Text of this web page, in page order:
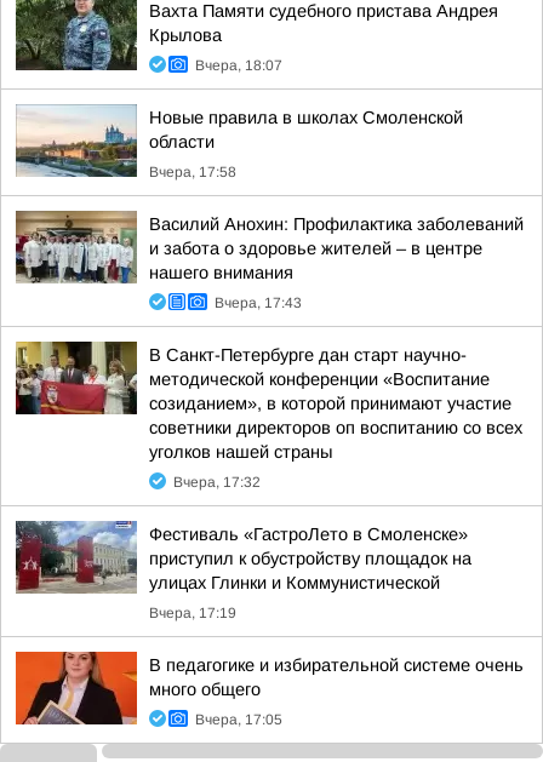
Вахта Памяти судебного пристава Андрея
Крылова
Вчера, 18:07
Новые правила в школах Смоленской
области
Вчера, 17:58
Василий Анохин: Профилактика заболеваний
и забота о здоровье жителей – в центре
нашего внимания
Вчера, 17:43
В Санкт-Петербурге дан старт научно-
методической конференции «Воспитание
созиданием», в которой принимают участие
советники директоров оп воспитанию со всех
уголков нашей страны
Вчера, 17:32
Фестиваль «ГастроЛето в Смоленске»
приступил к обустройству площадок на
улицах Глинки и Коммунистической
Вчера, 17:19
В педагогике и избирательной системе очень
много общего
Вчера, 17:05